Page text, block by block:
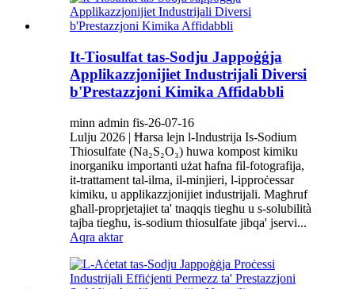
It-Tiosulfat tas-Sodju Jappoġġja
Applikazzjonijiet Industrijali Diversi
b'Prestazzjoni Kimika Affidabbli
minn admin fis-26-07-16
Lulju 2026 | Ħarsa lejn l-Industrija Is-Sodium
Thiosulfate (Na₂S₂O₃) huwa kompost kimiku
inorganiku importanti użat ħafna fil-fotografija,
it-trattament tal-ilma, il-minjieri, l-ipproċessar
kimiku, u applikazzjonijiet industrijali. Magħruf
għall-proprjetajiet ta' tnaqqis tiegħu u s-solubilità
tajba tiegħu, is-sodium thiosulfate jibqa' jservi...
Aqra aktar